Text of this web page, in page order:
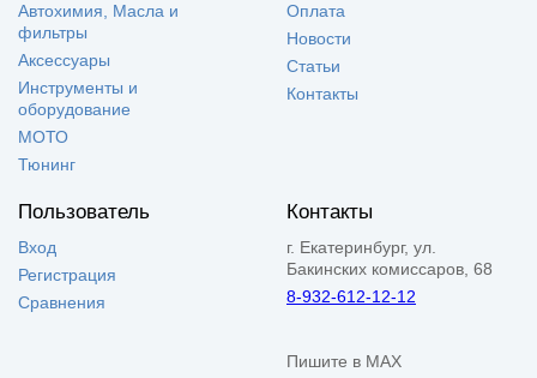
Автохимия, Масла и
фильтры
Аксессуары
Инструменты и
оборудование
МОТО
Тюнинг
Оплата
Новости
Статьи
Контакты
Пользователь
Вход
Регистрация
Сравнения
Контакты
г. Екатеринбург, ул.
Бакинских комиссаров, 68
8-932-612-12-12
Пишите в MAX